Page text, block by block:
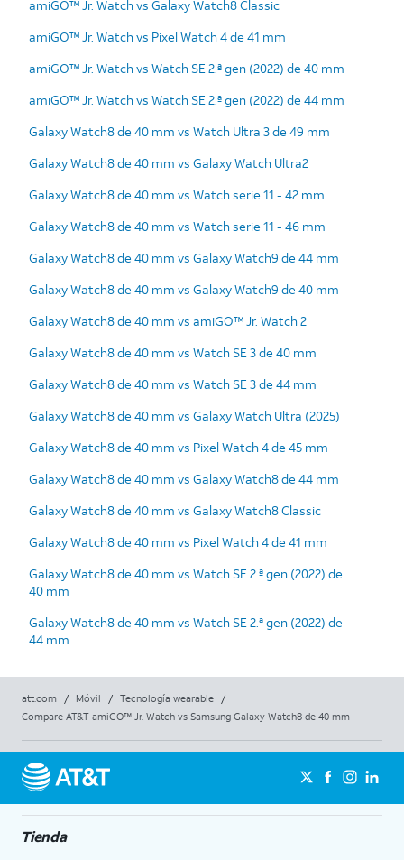
amiGO™ Jr. Watch vs Galaxy Watch8 Classic
amiGO™ Jr. Watch vs Pixel Watch 4 de 41 mm
amiGO™ Jr. Watch vs Watch SE 2.ª gen (2022) de 40 mm
amiGO™ Jr. Watch vs Watch SE 2.ª gen (2022) de 44 mm
Galaxy Watch8 de 40 mm vs Watch Ultra 3 de 49 mm
Galaxy Watch8 de 40 mm vs Galaxy Watch Ultra2
Galaxy Watch8 de 40 mm vs Watch serie 11 - 42 mm
Galaxy Watch8 de 40 mm vs Watch serie 11 - 46 mm
Galaxy Watch8 de 40 mm vs Galaxy Watch9 de 44 mm
Galaxy Watch8 de 40 mm vs Galaxy Watch9 de 40 mm
Galaxy Watch8 de 40 mm vs amiGO™ Jr. Watch 2
Galaxy Watch8 de 40 mm vs Watch SE 3 de 40 mm
Galaxy Watch8 de 40 mm vs Watch SE 3 de 44 mm
Galaxy Watch8 de 40 mm vs Galaxy Watch Ultra (2025)
Galaxy Watch8 de 40 mm vs Pixel Watch 4 de 45 mm
Galaxy Watch8 de 40 mm vs Galaxy Watch8 de 44 mm
Galaxy Watch8 de 40 mm vs Galaxy Watch8 Classic
Galaxy Watch8 de 40 mm vs Pixel Watch 4 de 41 mm
Galaxy Watch8 de 40 mm vs Watch SE 2.ª gen (2022) de
40 mm
Galaxy Watch8 de 40 mm vs Watch SE 2.ª gen (2022) de
44 mm
att.com / Móvil / Tecnología wearable
/
Compare AT&T amiGO™ Jr. Watch vs Samsung Galaxy Watch8 de 40 mm
Tienda